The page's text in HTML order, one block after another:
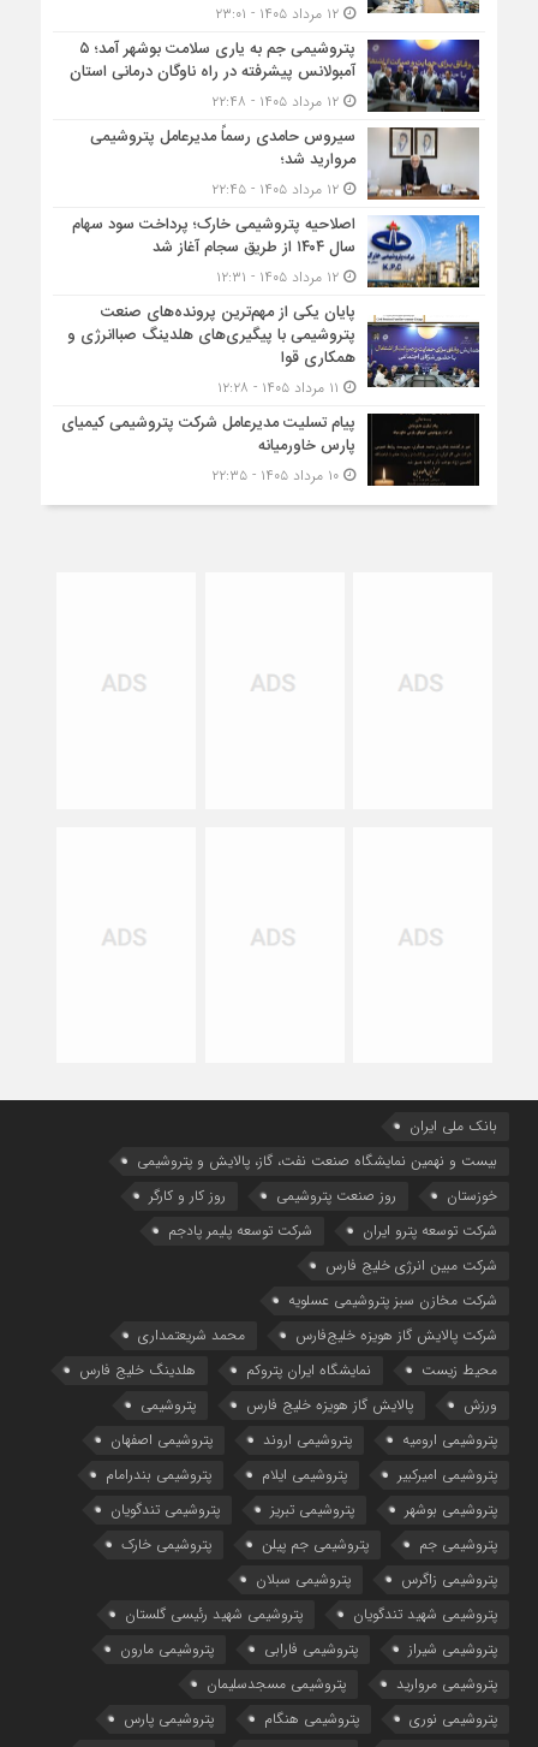
۱۲ مرداد ۱۴۰۵ - ۲۳:۰۱
پتروشیمی جم به یاری سلامت بوشهر آمد؛ ۵
آمبولانس پیشرفته در راه ناوگان درمانی استان
۱۲ مرداد ۱۴۰۵ - ۲۲:۴۸
سیروس حامدی رسماً مدیرعامل پتروشیمی
مروارید شد؛
۱۲ مرداد ۱۴۰۵ - ۲۲:۴۵
اصلاحیه پتروشیمی خارک؛ پرداخت سود سهام
سال ۱۴۰۴ از طریق سجام آغاز شد
۱۲ مرداد ۱۴۰۵ - ۱۲:۳۱
پایان یکی از مهم‌ترین پرونده‌های صنعت
پتروشیمی با پیگیری‌های هلدینگ صباانرژی و
همکاری قوا
پیام تسلیت مدیرعامل شرکت پتروشیمی کیمیای
پارس خاورمیانه
۱۰ مرداد ۱۴۰۵ - ۲۲:۳۵
بانک ملی ایران
بیست و نهمین نمایشگاه صنعت نفت، گاز، پالایش و پتروشیمی
خوزستان
روز صنعت پتروشیمی
روز کار و کارگر
شركت توسعه پترو ایران
شرکت توسعه پلیمر پادجم
شرکت مبین انرژی خلیج فارس
شرکت مخازن سبز پتروشیمی عسلویه
شرکت پالایش گاز هویزه خلیج‌فارس
محمد شریعتمداری
محیط زیست
نمایشگاه ایران پتروکم
هلدینگ خلیج فارس
ورزش
پالایش گاز هویزه خلیج فارس
پتروشیمی
پتروشیمی ارومیه
پتروشیمی اروند
پتروشیمی اصفهان
پتروشیمی امیرکبیر
پتروشیمی ایلام
پتروشیمی بندرامام
پتروشیمی بوشهر
پتروشیمی تبریز
پتروشیمی تندگویان
پتروشیمی جم
پتروشیمی جم پیلن
پتروشیمی خارک
پتروشیمی زاگرس
پتروشیمی سبلان
پتروشیمی شهید تندگویان
پتروشیمی شهید رئیسی گلستان
پتروشیمی شیراز
پتروشیمی فارابی
پتروشیمی مارون
پتروشیمی مروارید
پتروشیمی مسجدسلیمان
پتروشیمی نوری
پتروشیمی هنگام
پتروشیمی پارس